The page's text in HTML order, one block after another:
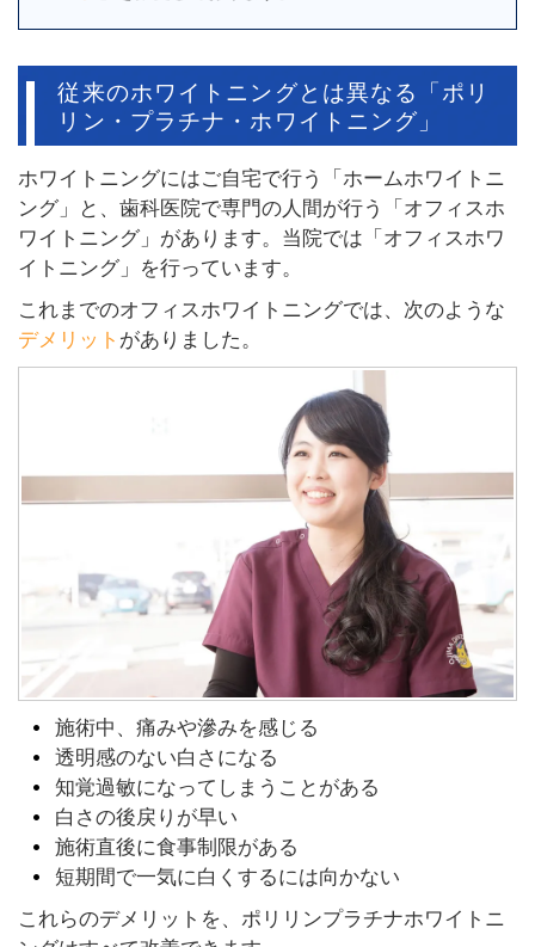
従来のホワイトニングとは異なる「ポリ
リン・プラチナ・ホワイトニング」
ホワイトニングにはご自宅で行う「ホームホワイトニ
ング」と、歯科医院で専門の人間が行う「オフィスホ
ワイトニング」があります。当院では「オフィスホワ
イトニング」を行っています。
これまでのオフィスホワイトニングでは、次のような
デメリット がありました。
施術中、痛みや滲みを感じる
透明感のない白さになる
知覚過敏になってしまうことがある
白さの後戻りが早い
施術直後に食事制限がある
短期間で一気に白くするには向かない
これらのデメリットを、ポリリンプラチナホワイトニ